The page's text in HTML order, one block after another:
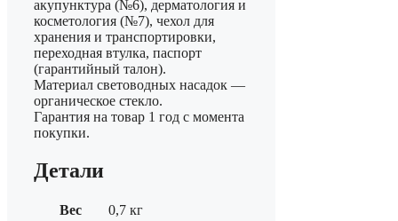
акупунктура (№6), дерматология и
косметология (№7), чехол для
хранения и транспортировки,
переходная втулка, паспорт
(гарантийный талон).
Материал световодных насадок —
органическое стекло.
Гарантия на товар 1 год с момента
покупки.
Детали
Вес
0,7 кг